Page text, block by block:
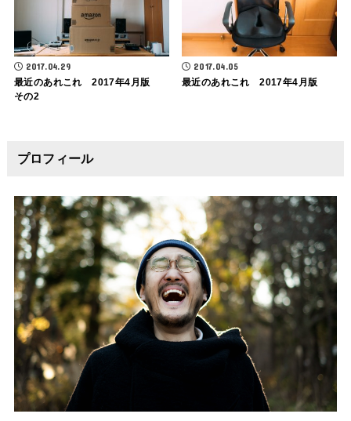
2017.04.29
最近のあれこれ 2017年4月版
その2
2017.04.05
最近のあれこれ 2017年4月版
プロフィール